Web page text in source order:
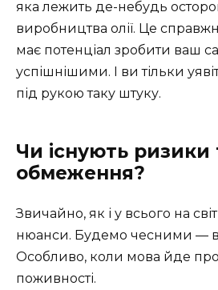
яка лежить де-небудь
виробництва олії. Це
має потенціал зробити ваш
успішнішими. І ви тільки
під рукою таку штуку.
Чи існують ризики
обмеження?
Звичайно, як і у всього на
нюанси. Будемо чесними —
Особливо, коли мова йде
поживності.